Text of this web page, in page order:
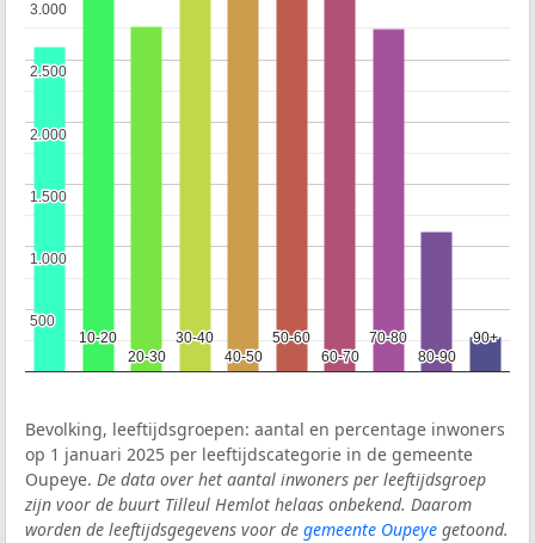
10-20
10-20
20-30
20-30
30-40
30-40
40-50
40-50
50-60
50-60
60-70
60-70
70-80
70-80
80-90
80-90
90+
90+
500
500
1.000
1.000
1.500
1.500
2.000
2.000
2.500
2.500
3.000
3.000
Bevolking, leeftijdsgroepen: aantal en percentage inwoners
op 1 januari 2025 per leeftijdscategorie in de gemeente
Oupeye. De data over het aantal inwoners per leeftijdsgroep
zijn voor de buurt Tilleul Hemlot helaas onbekend. Daarom
worden de leeftijdsgegevens voor de gemeente Oupeye getoond.